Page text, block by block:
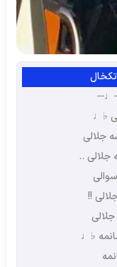
♭♩
جلالی
..
!!
♭♩